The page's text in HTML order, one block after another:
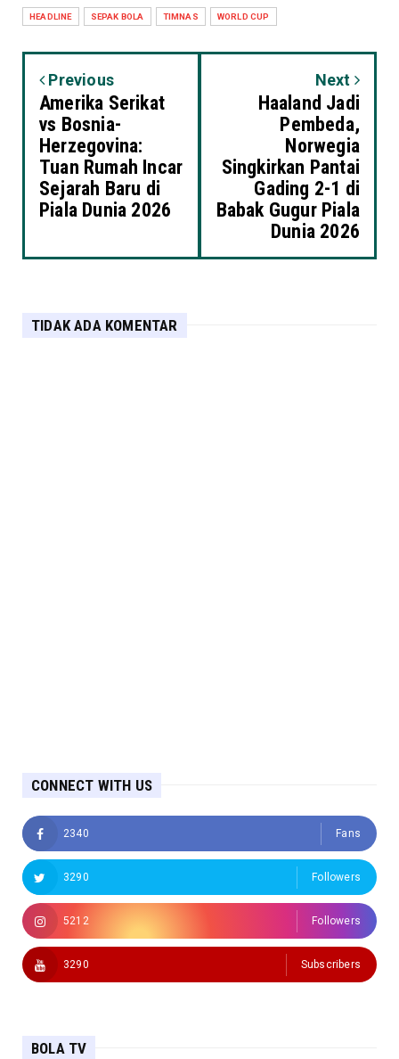
HEADLINE SEPAK BOLA TIMNAS WORLD CUP
Previous
Amerika Serikat
vs Bosnia-
Herzegovina:
Tuan Rumah Incar
Sejarah Baru di
Piala Dunia 2026
Next
Haaland Jadi
Pembeda,
Norwegia
Singkirkan Pantai
Gading 2-1 di
Babak Gugur Piala
Dunia 2026
TIDAK ADA KOMENTAR
CONNECT WITH US
2340 Fans
3290 Followers
5212 Followers
3290 Subscribers
BOLA TV